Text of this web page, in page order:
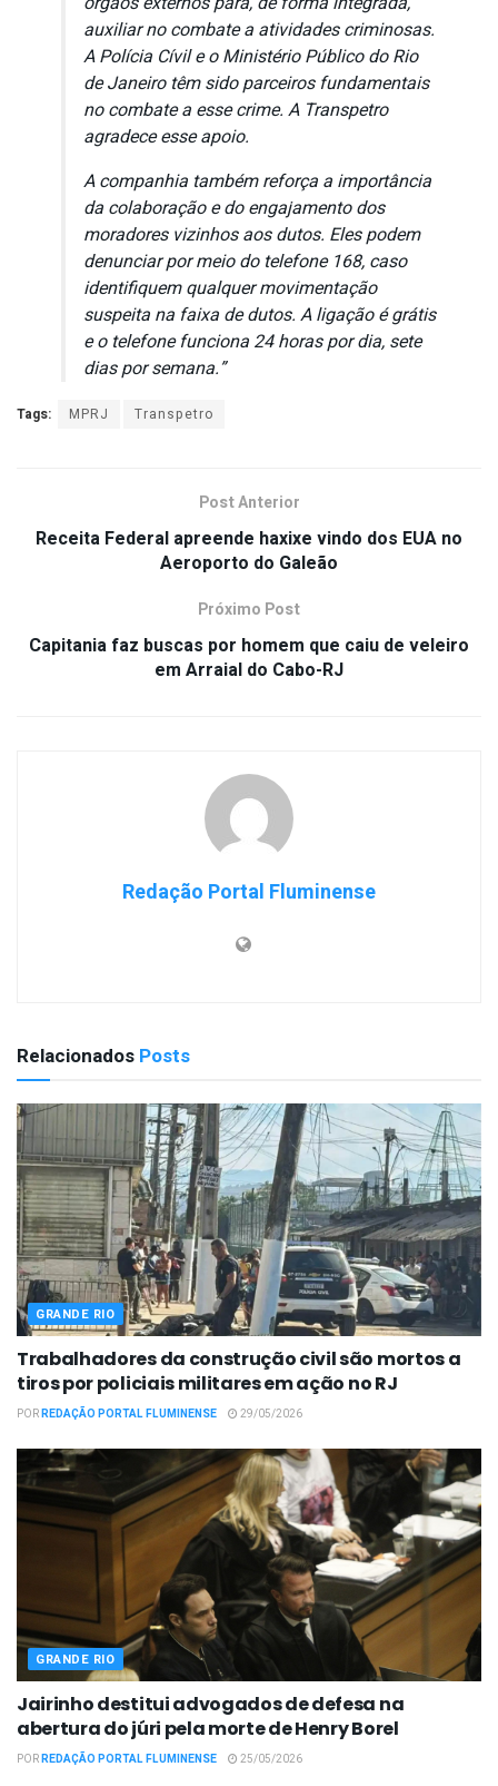
auxiliar no combate a atividades criminosas.
A Polícia Cívil e o Ministério Público do Rio
de Janeiro têm sido parceiros fundamentais
no combate a esse crime. A Transpetro
agradece esse apoio.
A companhia também reforça a importância
da colaboração e do engajamento dos
moradores vizinhos aos dutos. Eles podem
denunciar por meio do telefone 168, caso
identifiquem qualquer movimentação
suspeita na faixa de dutos. A ligação é grátis
e o telefone funciona 24 horas por dia, sete
dias por semana.”
Tags: MPRJ Transpetro
Post Anterior
Receita Federal apreende haxixe vindo dos EUA no
Aeroporto do Galeão
Próximo Post
Capitania faz buscas por homem que caiu de veleiro
em Arraial do Cabo-RJ
Redação Portal Fluminense
Relacionados Posts
GRANDE RIO
Trabalhadores da construção civil são mortos a
tiros por policiais militares em ação no RJ
PORREDAÇÃO PORTAL FLUMINENSE 29/05/2026
GRANDE RIO
Jairinho destitui advogados de defesa na
abertura do júri pela morte de Henry Borel
PORREDAÇÃO PORTAL FLUMINENSE 25/05/2026